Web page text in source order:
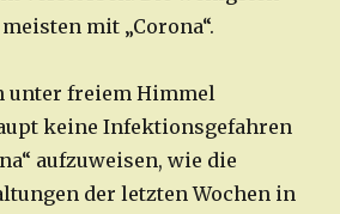
meisten mit „Corona“.
unter freiem Himmel
keine Infektionsgefahren
aufzuweisen, wie die
der letzten Wochen in